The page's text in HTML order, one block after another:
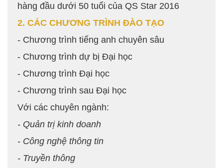
hàng đầu dưới 50 tuổi của QS Star 2016
2. CÁC CHƯƠNG TRÌNH ĐÀO TẠO
- Chương trình tiếng anh chuyên sâu
- Chương trình dự bị Đại học
- Chương trình Đại học
- Chương trình sau Đại học
Với các chuyên ngành:
- Quản trị kinh doanh
- Công nghệ thông tin
- Truyền thông